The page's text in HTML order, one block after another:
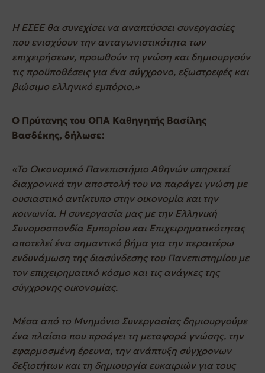
Η ΕΣΕΕ θα συνεχίσει να αναπτύσσει συνεργασίες
που ενισχύουν την ανταγωνιστικότητα των
επιχειρήσεων, προωθούν τη γνώση και δημιουργούν
τις προϋποθέσεις για ένα σύγχρονο, εξωστρεφές και
βιώσιμο ελληνικό εμπόριο.»
Ο Πρύτανης του ΟΠΑ Καθηγητής Βασίλης
Βασδέκης, δήλωσε:
«Το Οικονομικό Πανεπιστήμιο Αθηνών υπηρετεί
διαχρονικά την αποστολή του να παράγει γνώση με
ουσιαστικό αντίκτυπο στην οικονομία και την
κοινωνία. Η συνεργασία μας με την Ελληνική
Συνομοσπονδία Εμπορίου και Επιχειρηματικότητας
αποτελεί ένα σημαντικό βήμα για την περαιτέρω
ενδυνάμωση της διασύνδεσης του Πανεπιστημίου με
τον επιχειρηματικό κόσμο και τις ανάγκες της
σύγχρονης οικονομίας.
Μέσα από το Μνημόνιο Συνεργασίας δημιουργούμε
ένα πλαίσιο που προάγει τη μεταφορά γνώσης, την
εφαρμοσμένη έρευνα, την ανάπτυξη σύγχρονων
δεξιοτήτων και τη δημιουργία ευκαιριών για τους